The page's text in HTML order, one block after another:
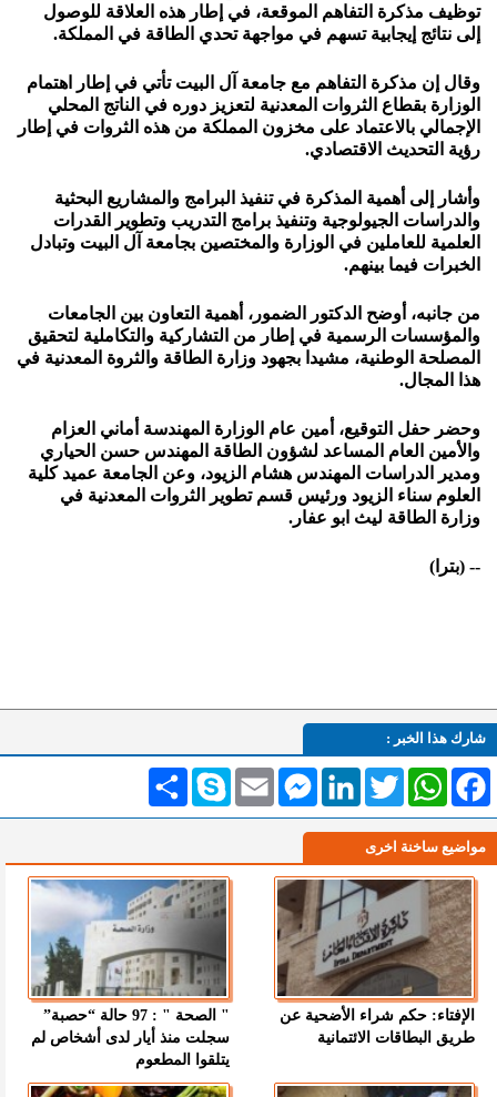
توظيف مذكرة التفاهم الموقعة، في إطار هذه العلاقة للوصول
إلى نتائج إيجابية تسهم في مواجهة تحدي الطاقة في المملكة.
وقال إن مذكرة التفاهم مع جامعة آل البيت تأتي في إطار اهتمام
الوزارة بقطاع الثروات المعدنية لتعزيز دوره في الناتج المحلي
الإجمالي بالاعتماد على مخزون المملكة من هذه الثروات في إطار
رؤية التحديث الاقتصادي.
وأشار إلى أهمية المذكرة في تنفيذ البرامج والمشاريع البحثية
والدراسات الجيولوجية وتنفيذ برامج التدريب وتطوير القدرات
العلمية للعاملين في الوزارة والمختصين بجامعة آل البيت وتبادل
الخبرات فيما بينهم.
من جانبه، أوضح الدكتور الضمور، أهمية التعاون بين الجامعات
والمؤسسات الرسمية في إطار من التشاركية والتكاملية لتحقيق
المصلحة الوطنية، مشيدا بجهود وزارة الطاقة والثروة المعدنية في
هذا المجال.
وحضر حفل التوقيع، أمين عام الوزارة المهندسة أماني العزام
والأمين العام المساعد لشؤون الطاقة المهندس حسن الحياري
ومدير الدراسات المهندس هشام الزيود، وعن الجامعة عميد كلية
العلوم سناء الزيود ورئيس قسم تطوير الثروات المعدنية في
وزارة الطاقة ليث ابو عفار.
-- (بترا)
شارك هذا الخبر :
انشر Skype Email
MessengerLinkedInTwitterWhatsAppFacebook
مواضيع ساخنة اخرى
الإفتاء: حكم شراء الأضحية عن
طريق البطاقات الائتمانية
" الصحة " : 97 حالة “حصبة”
سجلت منذ أيار لدى أشخاص لم
يتلقوا المطعوم